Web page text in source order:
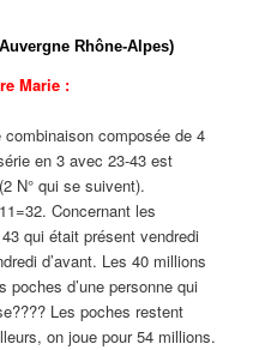
Rhône-Alpes)
Marie :
composée de 4
en 3 avec 23-43 est
N° qui se suivent).
Concernant les
qui était présent vendredi
d’avant. Les 40 millions
d’une personne qui
Les poches restent
on joue pour 54 millions.